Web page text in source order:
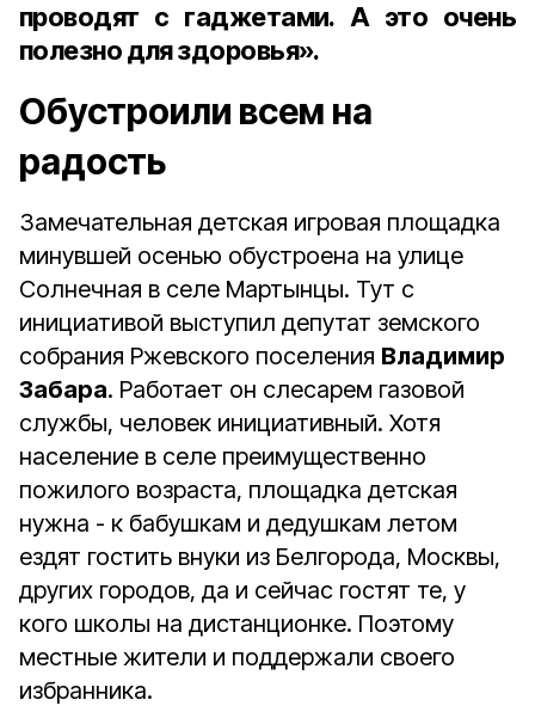
проводят с гаджетами. А это очень
полезно для здоровья».
Обустроили всем на
радость
Замечательная детская игровая площадка
минувшей осенью обустроена на улице
Солнечная в селе Мартынцы. Тут с
инициативой выступил депутат земского
собрания Ржевского поселения Владимир
Забара. Работает он слесарем газовой
службы, человек инициативный. Хотя
население в селе преимущественно
пожилого возраста, площадка детская
нужна - к бабушкам и дедушкам летом
ездят гостить внуки из Белгорода, Москвы,
других городов, да и сейчас гостят те, у
кого школы на дистанционке. Поэтому
местные жители и поддержали своего
избранника.